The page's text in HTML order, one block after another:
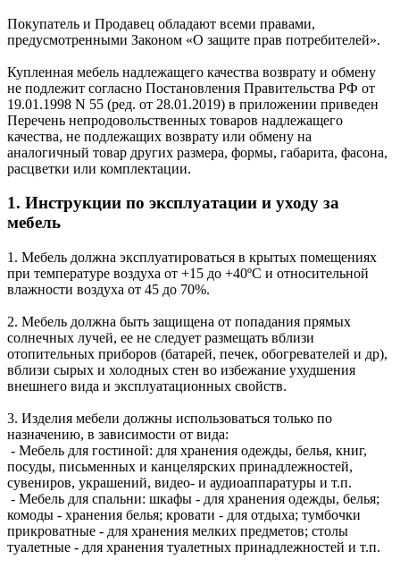
Покупатель и Продавец обладают всеми правами,
предусмотренными Законом «О защите прав потребителей».
Купленная мебель надлежащего качества возврату и обмену
не подлежит согласно Постановления Правительства РФ от
19.01.1998 N 55 (ред. от 28.01.2019) в приложении приведен
Перечень непродовольственных товаров надлежащего
качества, не подлежащих возврату или обмену на
аналогичный товар других размера, формы, габарита, фасона,
расцветки или комплектации.
1. Инструкции по эксплуатации и уходу за
мебель
1. Мебель должна эксплуатироваться в крытых помещениях
при температуре воздуха от +15 до +40ºС и относительной
влажности воздуха от 45 до 70%.
2. Мебель должна быть защищена от попадания прямых
солнечных лучей, ее не следует размещать вблизи
отопительных приборов (батарей, печек, обогревателей и др),
вблизи сырых и холодных стен во избежание ухудшения
внешнего вида и эксплуатационных свойств.
3. Изделия мебели должны использоваться только по
назначению, в зависимости от вида:
- Мебель для гостиной: для хранения одежды, белья, книг,
посуды, письменных и канцелярских принадлежностей,
сувениров, украшений, видео- и аудиоаппаратуры и т.п.
- Мебель для спальни: шкафы - для хранения одежды, белья;
комоды - хранения белья; кровати - для отдыха; тумбочки
прикроватные - для хранения мелких предметов; столы
туалетные - для хранения туалетных принадлежностей и т.п.